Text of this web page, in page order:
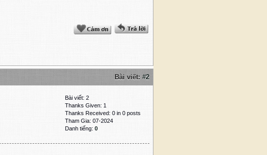
Bài viết: #2
Bài viết: 2
Thanks Given: 1
Thanks Received: 0 in 0 posts
Tham Gia: 07-2024
Danh tiếng: 0